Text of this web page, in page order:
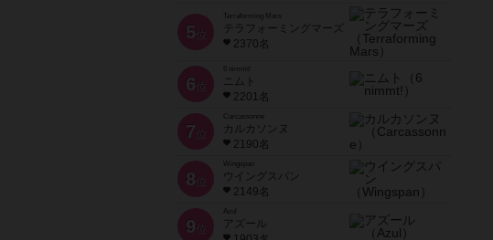
5 位
Terraforming Mars
テラフォーミングマーズ
2370名
6 位
ニムト
2201名
7 位
Carcassonne
カルカソンヌ
2190名
8 位
Wingspan
ウイングスパン
2149名
9 位
Azul
アズール